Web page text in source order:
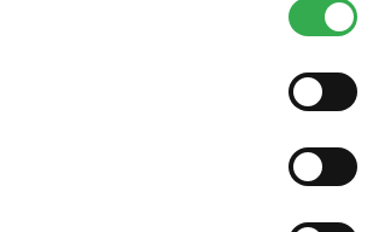
všetky tieto cookies. Ďakujeme!